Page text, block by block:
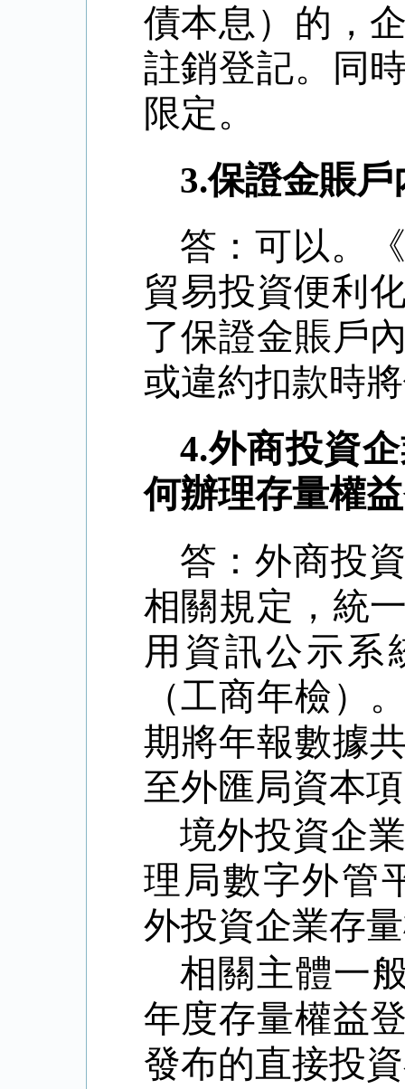
債本息）的，
註銷登記。同
限定。
3.保證金賬
答：可以。
貿易投資便利
了保證金賬戶
或違約扣款時
4.外商投資
何辦理存量權
答：外商投
相關規定，統
用資訊公示系
（工商年檢）
期將年報數據
至外匯局資本
境外投資企
理局數字外管
外投資企業存
相關主體一
年度存量權益
發布的直接投